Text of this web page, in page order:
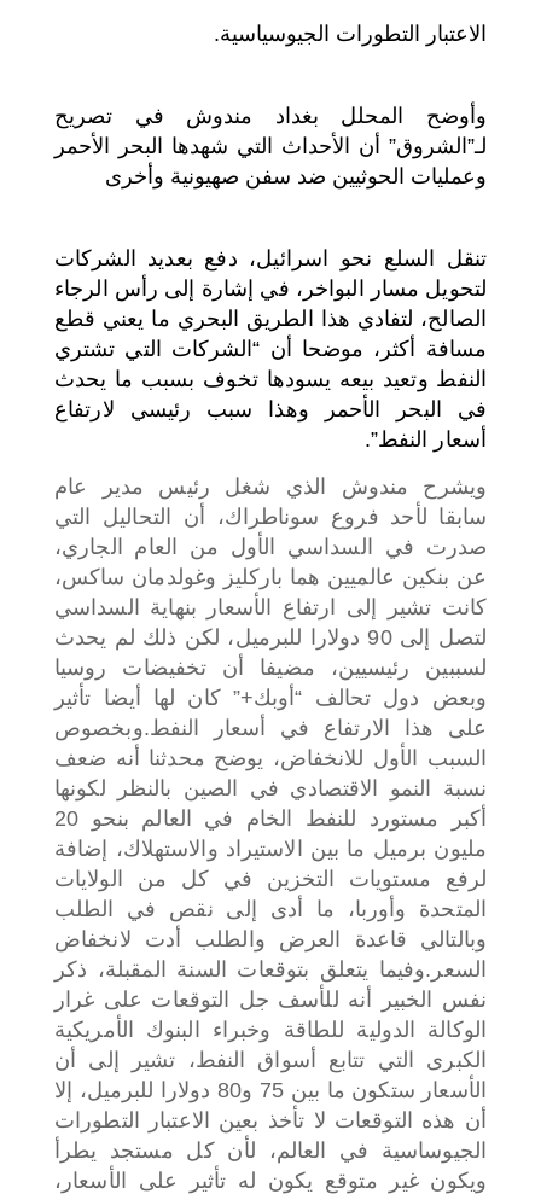
الاعتبار التطورات الجيوسياسية.
وأوضح المحلل بغداد مندوش في تصريح
لـ”الشروق” أن الأحداث التي شهدها البحر الأحمر
وعمليات الحوثيين ضد سفن صهيونية وأخرى
تنقل السلع نحو اسرائيل، دفع بعديد الشركات
لتحويل مسار البواخر، في إشارة إلى رأس الرجاء
الصالح، لتفادي هذا الطريق البحري ما يعني قطع
مسافة أكثر، موضحا أن “الشركات التي تشتري
النفط وتعيد بيعه يسودها تخوف بسبب ما يحدث
في البحر الأحمر وهذا سبب رئيسي لارتفاع
أسعار النفط”.
ويشرح مندوش الذي شغل رئيس مدير عام
سابقا لأحد فروع سوناطراك، أن التحاليل التي
صدرت في السداسي الأول من العام الجاري،
عن بنكين عالميين هما باركليز وغولدمان ساكس،
كانت تشير إلى ارتفاع الأسعار بنهاية السداسي
لتصل إلى 90 دولارا للبرميل، لكن ذلك لم يحدث
لسببين رئيسيين، مضيفا أن تخفيضات روسيا
وبعض دول تحالف “أوبك+” كان لها أيضا تأثير
على هذا الارتفاع في أسعار النفط.وبخصوص
السبب الأول للانخفاض، يوضح محدثنا أنه ضعف
نسبة النمو الاقتصادي في الصين بالنظر لكونها
أكبر مستورد للنفط الخام في العالم بنحو 20
مليون برميل ما بين الاستيراد والاستهلاك، إضافة
لرفع مستويات التخزين في كل من الولايات
المتحدة وأوربا، ما أدى إلى نقص في الطلب
وبالتالي قاعدة العرض والطلب أدت لانخفاض
السعر.وفيما يتعلق بتوقعات السنة المقبلة، ذكر
نفس الخبير أنه للأسف جل التوقعات على غرار
الوكالة الدولية للطاقة وخبراء البنوك الأمريكية
الكبرى التي تتابع أسواق النفط، تشير إلى أن
الأسعار ستكون ما بين 75 و80 دولارا للبرميل، إلا
أن هذه التوقعات لا تأخذ بعين الاعتبار التطورات
الجيوساسية في العالم، لأن كل مستجد يطرأ
ويكون غير متوقع يكون له تأثير على الأسعار،